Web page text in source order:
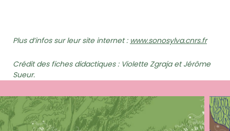
Plus d’infos sur leur site internet : www.sonosylva.cnrs.fr
Crédit des fiches didactiques : Violette Zgraja et Jérôme
Sueur.